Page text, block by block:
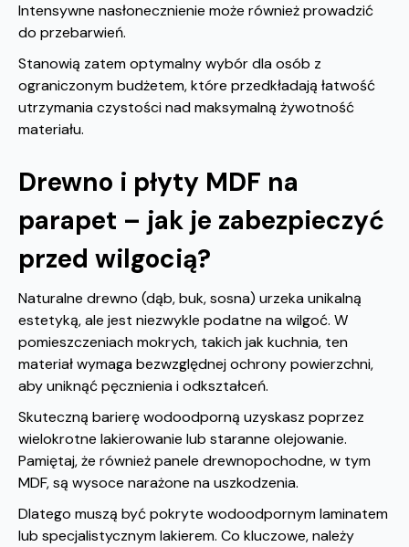
Intensywne nasłonecznienie może również prowadzić
do przebarwień.
Stanowią zatem optymalny wybór dla osób z
ograniczonym budżetem, które przedkładają łatwość
utrzymania czystości nad maksymalną żywotność
materiału.
Drewno i płyty MDF na
parapet – jak je zabezpieczyć
przed wilgocią?
Naturalne drewno (dąb, buk, sosna) urzeka unikalną
estetyką, ale jest niezwykle podatne na wilgoć. W
pomieszczeniach mokrych, takich jak kuchnia, ten
materiał wymaga bezwzględnej ochrony powierzchni,
aby uniknąć pęcznienia i odkształceń.
Skuteczną barierę wodoodporną uzyskasz poprzez
wielokrotne lakierowanie lub staranne olejowanie.
Pamiętaj, że również panele drewnopochodne, w tym
MDF, są wysoce narażone na uszkodzenia.
Dlatego muszą być pokryte wodoodpornym laminatem
lub specjalistycznym lakierem. Co kluczowe, należy